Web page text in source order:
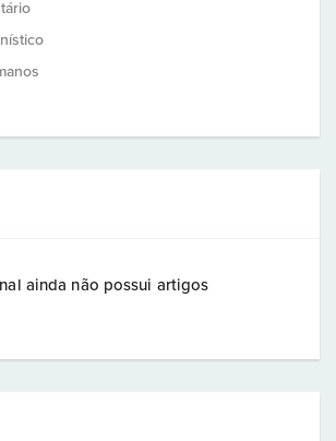
ainda não possui artigos